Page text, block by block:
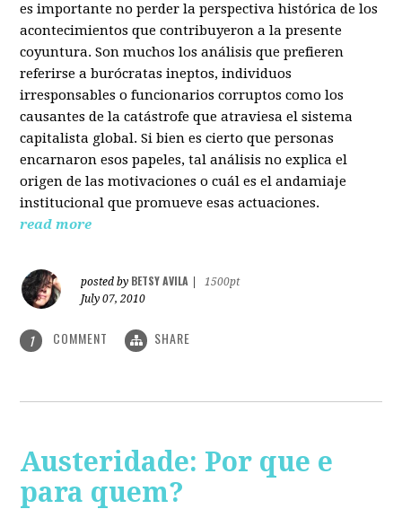
es importante no perder la perspectiva histórica de los
acontecimientos que contribuyeron a la presente
coyuntura. Son muchos los análisis que prefieren
referirse a burócratas ineptos, individuos
irresponsables o funcionarios corruptos como los
causantes de la catástrofe que atraviesa el sistema
capitalista global. Si bien es cierto que personas
encarnaron esos papeles, tal análisis no explica el
origen de las motivaciones o cuál es el andamiaje
institucional que promueve esas actuaciones.
read more
posted by BETSY AVILA
1500pt
July 07, 2010
1 COMMENT SHARE
Austeridade: Por que e
para quem?